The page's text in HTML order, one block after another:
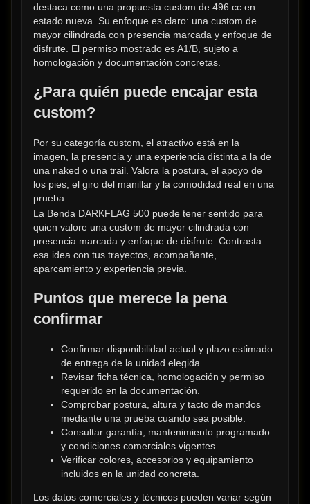
destaca como una propuesta custom de 496 cc en
estado nueva. Su enfoque es claro: una custom de
mayor cilindrada con presencia marcada y enfoque de
disfrute. El permiso mostrado es A1/B, sujeto a
homologación y documentación concretas.
¿Para quién puede encajar esta
custom?
Por su categoría custom, el atractivo está en la
imagen, la presencia y una experiencia distinta a la de
una naked o una trail. Valora la postura, el apoyo de
los pies, el giro del manillar y la comodidad real en una
prueba.
La Benda DARKFLAG 500 puede tener sentido para
quien valore una custom de mayor cilindrada con
presencia marcada y enfoque de disfrute. Contrasta
esa idea con tus trayectos, acompañante,
aparcamiento y experiencia previa.
Puntos que merece la pena
confirmar
Confirmar disponibilidad actual y plazo estimado
de entrega de la unidad elegida.
Revisar ficha técnica, homologación y permiso
requerido en la documentación.
Comprobar postura, altura y tacto de mandos
mediante una prueba cuando sea posible.
Consultar garantía, mantenimiento programado
y condiciones comerciales vigentes.
Verificar colores, accesorios y equipamiento
incluidos en la unidad concreta.
Los datos comerciales y técnicos pueden variar según